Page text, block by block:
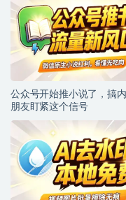
公众号开始推小说了，搞
朋友盯紧这个信号